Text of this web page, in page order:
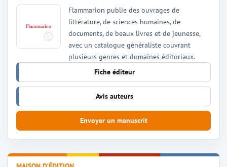
Flammarion publie des ouvrages de
littérature, de sciences humaines, de
documents, de beaux livres et de jeunesse,
avec un catalogue généraliste couvrant
plusieurs genres et domaines éditoriaux.
Fiche éditeur
Avis auteurs
Envoyer un manuscrit